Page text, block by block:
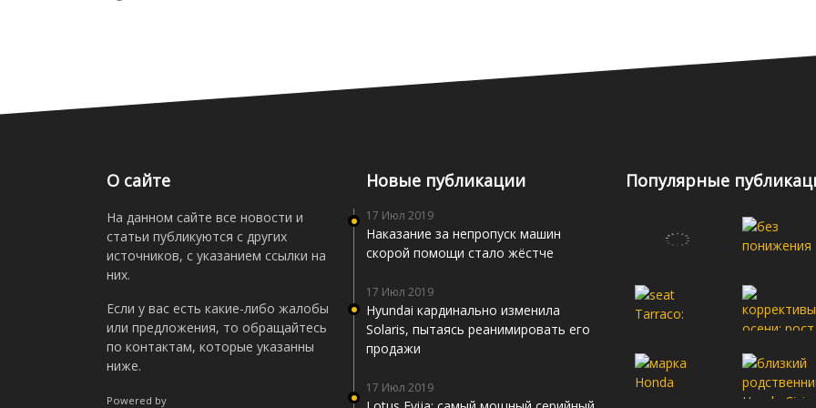
О сайте
На данном сайте все новости и
статьи публикуются с других
источников, с указанием ссылки на
них.
Если у вас есть какие-либо жалобы
или предложения, то обращайтесь
по контактам, которые указанны
ниже.
Powered by
Новые публикации
17 Июл 2019
Наказание за непропуск машин
скорой помощи стало жёстче
17 Июл 2019
Hyundai кардинально изменила
Solaris, пытаясь реанимировать его
продажи
17 Июл 2019
Популярные